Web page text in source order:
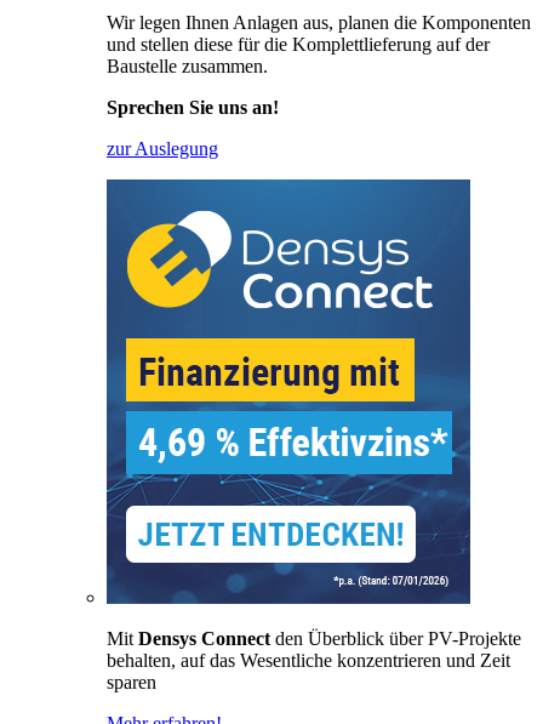
Wir legen Ihnen Anlagen aus, planen die Komponenten
und stellen diese für die Komplettlieferung auf der
Baustelle zusammen.
Sprechen Sie uns an!
zur Auslegung
Mit Densys Connect den Überblick über PV-Projekte
behalten, auf das Wesentliche konzentrieren und Zeit
sparen